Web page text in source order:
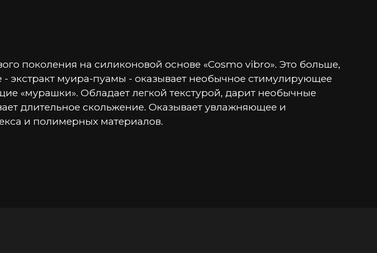
поколения на силиконовой основе «Cosmo vibro». Это больше,
экстракт муира-пуамы - оказывает необычное стимулирующее
«мурашки». Обладает легкой текстурой, дарит необычные
длительное скольжение. Оказывает увлажняющее и
и полимерных материалов.